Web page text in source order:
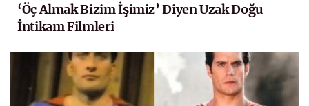
‘Öç Almak Bizim İşimiz’ Diyen Uzak Doğu
İntikam Filmleri